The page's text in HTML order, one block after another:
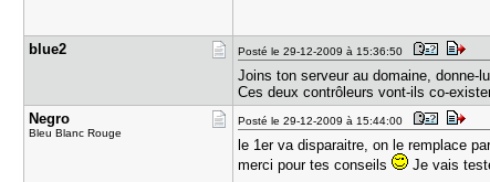
blue2 Posté le 29-12-2009 à 15:36:50
Joins ton serveur au domaine, donne-
Ces deux contrôleurs vont-ils co-
Negro
Bleu Blanc Rouge
Posté le 29-12-2009 à 15:44:00
le 1er va disparaitre, on le remplace
merci pour tes conseils
Je vais